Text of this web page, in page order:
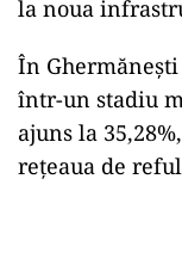
la noua
În
într-un stadiu
ajuns la
rețeaua de